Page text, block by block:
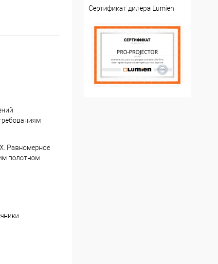
Равномерное
полотном
Сертификат дилера Lumien